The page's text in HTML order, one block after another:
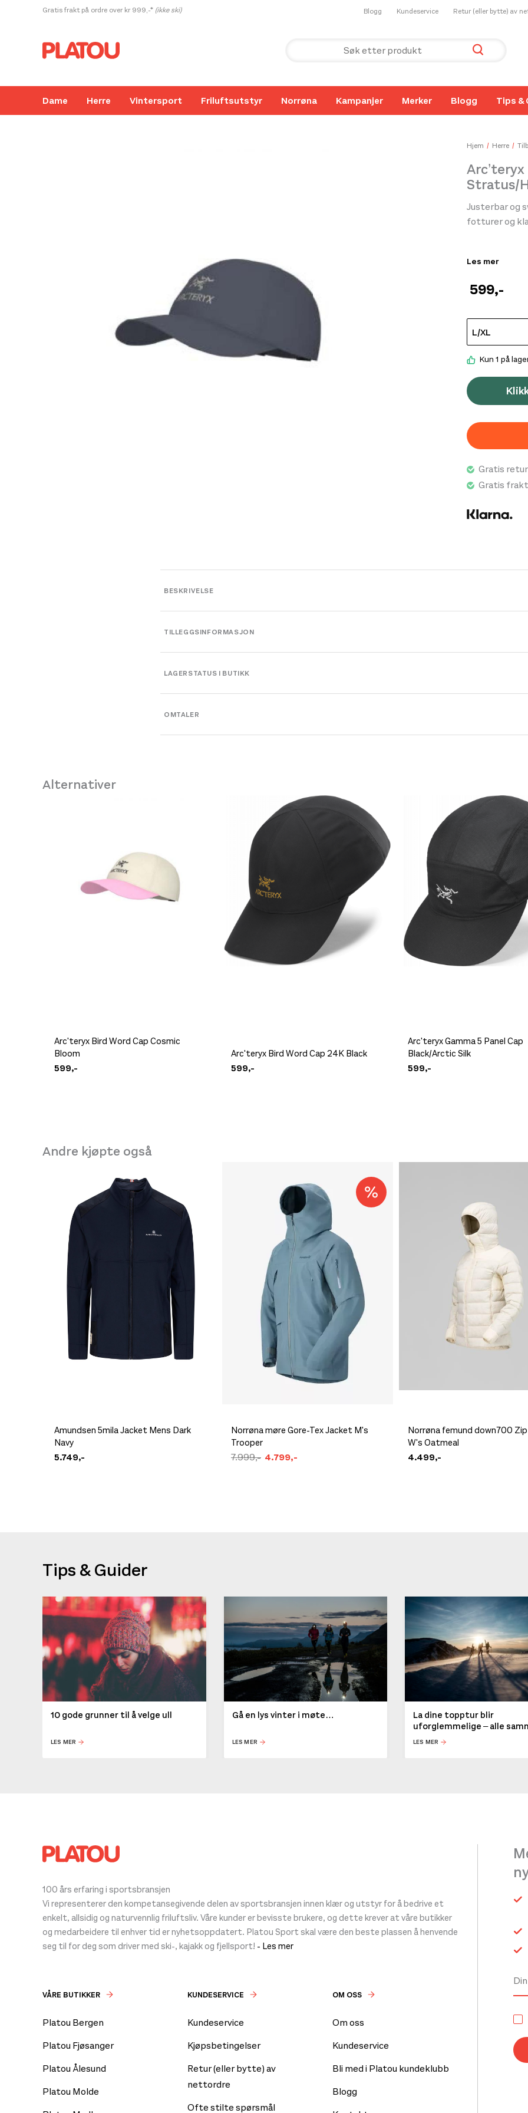
Gratis frakt på ordre over kr 999,-* (ikke ski) Blogg Kundeservice Retur (eller bytte) av
Dame Herre Vintersport Friluftsutstyr Norrøna Kampanjer Merker Blogg Tips &
Hjem Herre
Stratus/
599,-
Justerbar og
fotturer og
pustende
gjør den til et
Kun 1 på
Les mer
Gratis
Gratis
BESKRIVELSE
TILLEGGSINFORMASJON
Leverandør ArcTeryx
Størrelse
LAGERSTATUS I BUTIKK
Platou Bergen
Platou Ålesund
Se butikkinformasjon
S-M
L - XL
OMTALER
Alternativer
Arc'teryx Bird Word Cap Cosmic
Bloom
599,-
Arc'teryx Bird Word Cap 24K Black
599,-
Arc'teryx Gamma 5 Panel Cap
Black/Arctic Silk
599,-
Andre kjøpte også
Amundsen 5mila Jacket Mens Dark
Navy
5.749,-
Norrøna møre Gore-Tex Jacket M's
Trooper
7.999,- 4.799,-
Norrøna femund down700
W's Oatmeal
4.499,-
Tips & Guider
10 gode grunner til å velge ull
LES MER
Gå en lys vinter i møte…
LES MER
La dine topptur blir
uforglemmelige – alle
LES MER
100 års erfaring i sportsbransjen
Vi representerer den kompetansegivende delen av sportsbransjen innen klær og utstyr for å bedrive et
enkelt, allsidig og naturvennlig friluftsliv. Våre kunder er bevisste brukere, og dette krever at våre butikker
og medarbeidere til enhver tid er nyhetsoppdatert. Platou Sport skal være den beste plassen å henvende
seg til for deg som driver med ski-, kajakk og fjellsport! - Les mer
VÅRE BUTIKKER
Platou Bergen
Platou Fjøsanger
Platou Ålesund
Platou Molde
KUNDESERVICE
Kundeservice
Kjøpsbetingelser
Retur (eller bytte) av
nettordre
Ofte stilte spørsmål
OM OSS
Om oss
Kundeservice
Bli med i Platou kundeklubb
Blogg